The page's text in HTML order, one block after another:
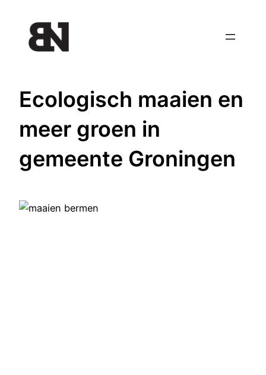
Ecologisch maaien en
meer groen in
gemeente Groningen